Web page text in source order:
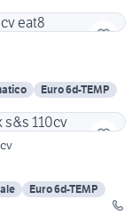
Euro 6d-TEMP
Euro 6d-TEMP